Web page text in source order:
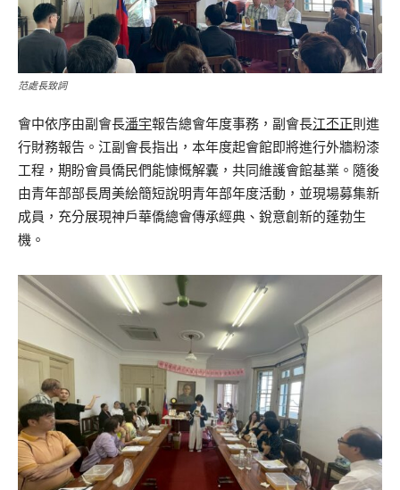
范處長致詞
會中依序由副會長潘宇報告總會年度事務，副會長江丕正則進
行財務報告。江副會長指出，本年度起會館即將進行外牆粉漆
工程，期盼會員僑民們能慷慨解囊，共同維護會館基業。隨後
由青年部部長周美絵簡短說明青年部年度活動，並現場募集新
成員，充分展現神戶華僑總會傳承經典、銳意創新的蓬勃生
機。